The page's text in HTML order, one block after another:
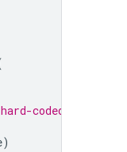
coded function
)